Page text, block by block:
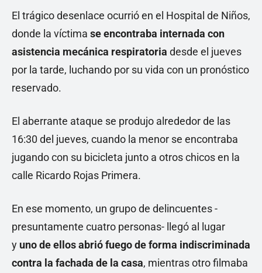
El trágico desenlace ocurrió en el Hospital de Niños,
donde la víctima se encontraba internada con
asistencia mecánica respiratoria desde el jueves
por la tarde, luchando por su vida con un pronóstico
reservado.
El aberrante ataque se produjo alrededor de las
16:30 del jueves, cuando la menor se encontraba
jugando con su bicicleta junto a otros chicos en la
calle Ricardo Rojas Primera.
En ese momento, un grupo de delincuentes -
presuntamente cuatro personas- llegó al lugar
y uno de ellos abrió fuego de forma indiscriminada
contra la fachada de la casa, mientras otro filmaba